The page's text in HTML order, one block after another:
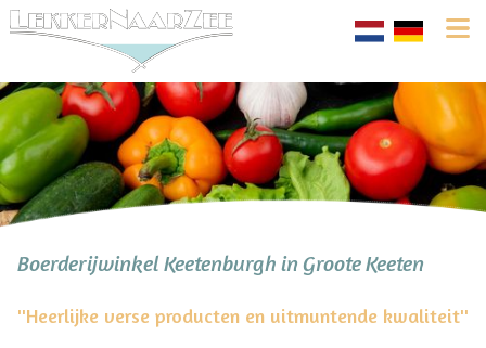
Boerderijwinkel Keetenburgh in Groote Keeten
''Heerlijke verse producten en uitmuntende kwaliteit''